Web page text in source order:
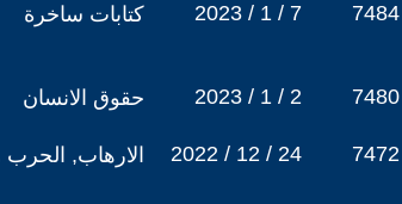
كتابات ساخرة 2023 / 1 / 7 7484
حقوق الانسان 2023 / 1 / 2 7480
الارهاب, الحرب 2022 / 12 / 24 7472